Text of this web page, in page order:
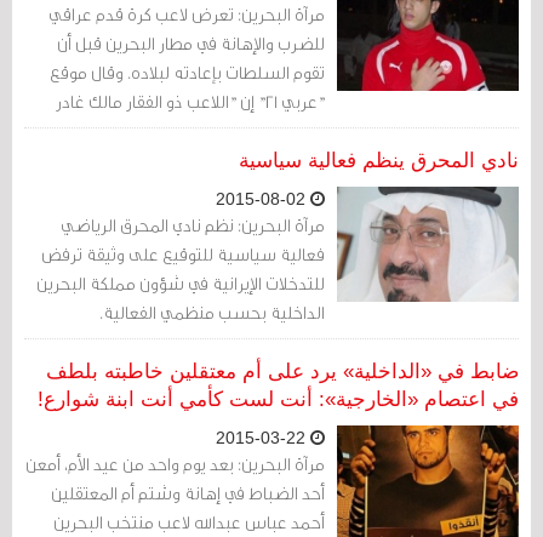
مرآة البحرين: تعرض لاعب كرة قدم عراقي
للضرب والإهانة في مطار البحرين قبل أن
تقوم السلطات بإعادته لبلاده. وقال موقع
"عربي 21" إن "اللاعب ذو الفقار مالك غادر
العراق للاحتراف مع أحد الأندية البحرينية، لكنه
منع من الدخول وتعرض للضرب دون معرفة
السبب، فيما كشف أن السلطات البحرينية
أعادته للعراق دون أن تسمح له بأخذ حقائبه".
نادي المحرق ينظم فعالية سياسية
مرآة البحرين: نظم نادي المحرق الرياضي
فعالية سياسية للتوقيع على وثيقة ترفض
للتدخلات الإيرانية في شؤون مملكة البحرين
الداخلية بحسب منظمي الفعالية.
ضابط في «الداخلية» يرد على أم معتقلين خاطبته بلطف
في اعتصام «الخارجية»: أنت لست كأمي أنت ابنة شوارع!
مرآة البحرين: بعد يوم واحد من عيد الأم، أمعن
أحد الضباط في إهانة وشتم أم المعتقلين
أحمد عباس عبدالله لاعب منتخب البحرين